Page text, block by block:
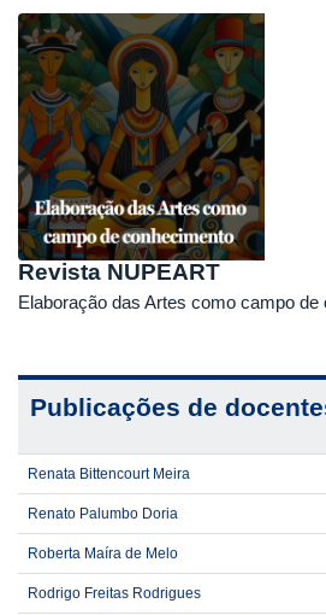
Revista NUPEART
Elaboração das Artes como campo de
Publicações de
Renata Bittencourt Meira
Renato Palumbo Doria
Roberta Maíra de Melo
Rodrigo Freitas Rodrigues